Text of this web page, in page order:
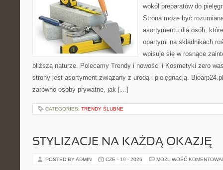
wokół preparatów do
Strona może być
asortymentu dla osób,
opartymi na składnikach
wpisuje się w rosnące
bliższą naturze. Polecamy Trendy i nowości i Kosmetyki zero
strony jest asortyment związany z urodą i pielęgnacją.
zarówno osoby prywatne, jak […]
CATEGORIES: TRENDY ŚLUBNE
STYLIZACJE NA KAŻDĄ OKAZJĘ
POSTED BY ADMIN CZE - 19 - 2026 MOŻLIWOŚĆ